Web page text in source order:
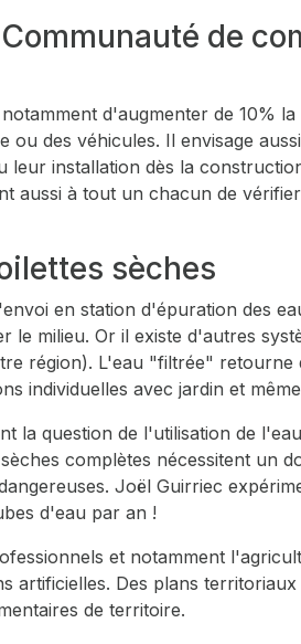
de
d'augmenter de 10%
des véhicules. Il envisage
installation dès la
aussi à tout un chacun de
sèches
en station d'épuration des
milieu. Or il existe d'autres
région). L'eau "filtrée"
individuelles avec jardin et
la question de l'utilisation de
complètes nécessitent un
Joël Guirriec
d'eau par an !
et notamment
artificielles. Des plans
de territoire.